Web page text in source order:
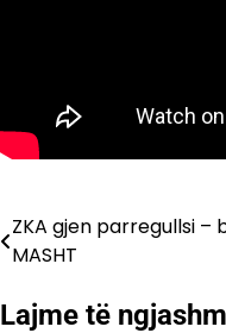
Lëvizje
postimet
ZKA gjen parregullsi –
MASHT
Lajme të